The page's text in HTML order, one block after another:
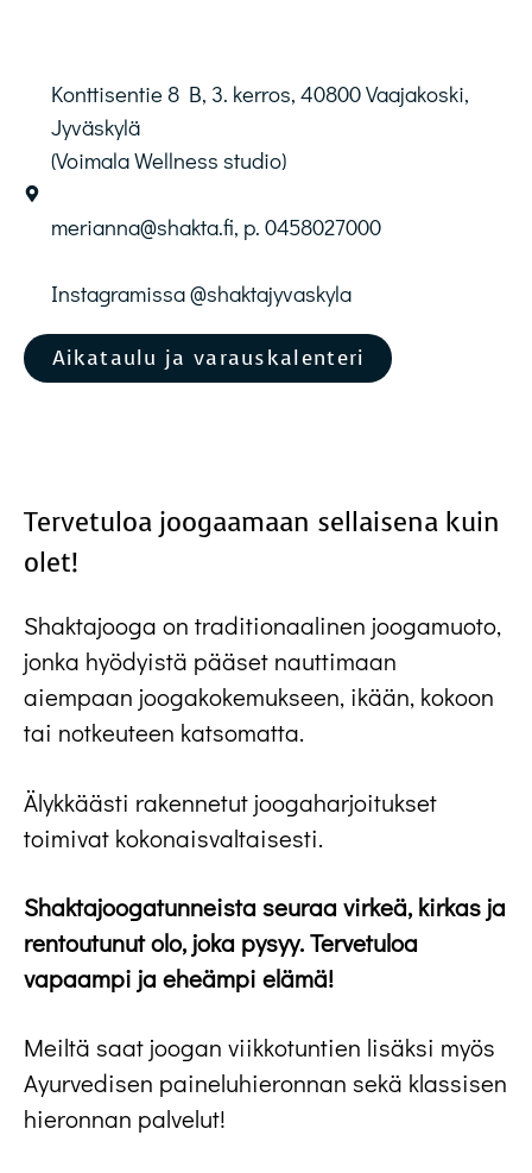
Konttisentie 8 B, 3. kerros, 40800 Vaajakoski,
Jyväskylä
(Voimala Wellness studio)
merianna@shakta.fi, p. 0458027000
Instagramissa @shaktajyvaskyla
Aikataulu ja varauskalenteri
Tervetuloa joogaamaan sellaisena kuin
olet!
Shaktajooga on traditionaalinen joogamuoto,
jonka hyödyistä pääset nauttimaan
aiempaan joogakokemukseen, ikään, kokoon
tai notkeuteen katsomatta.
Älykkäästi rakennetut joogaharjoitukset
toimivat kokonaisvaltaisesti.
Shaktajoogatunneista seuraa virkeä, kirkas ja
rentoutunut olo, joka pysyy. Tervetuloa
vapaampi ja eheämpi elämä!
Meiltä saat joogan viikkotuntien lisäksi myös
Ayurvedisen paineluhieronnan sekä klassisen
hieronnan palvelut!